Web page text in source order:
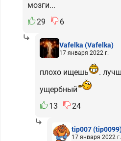
мозги...
29
6
Vafelka (Vafelka)
17 января 2022 г.
плохо ищешь
.
ущербный
13
24
tip007
17 января 2022 г.